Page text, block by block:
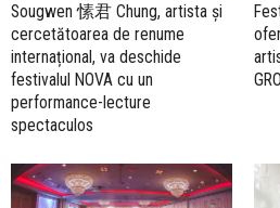
Sougwen 愫君 Chung, artista și
cercetătoarea de renume
internațional, va deschide
festivalul NOVA cu un
performance-lecture
spectaculos